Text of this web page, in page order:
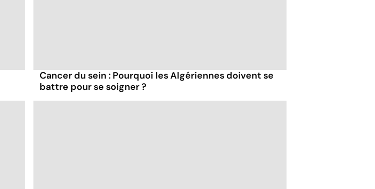
Cancer du sein : Pourquoi les Algériennes doivent se
battre pour se soigner ?